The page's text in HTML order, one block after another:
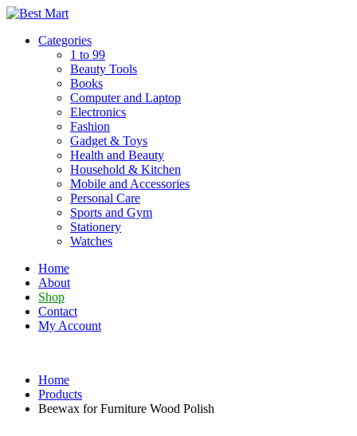
Skip
contentCategories
1 to 99
Beauty Tools
Books
Computer and Laptop
Electronics
Fashion
Gadget & Toys
Health and Beauty
Household & Kitchen
Mobile and Accessories
Personal Care
Sports and Gym
Stationery
Watches
Home
About
Shop
Contact
My Account
Home
Products
Beewax for Furniture Wood Polish